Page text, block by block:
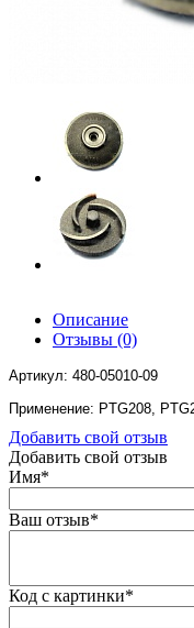
Описание
Отзывы (0)
Артикул: 480-05010-09
Применение: PTG208,
Добавить свой отзыв
Добавить свой отзыв
Имя*
Ваш отзыв*
Код с картинки*